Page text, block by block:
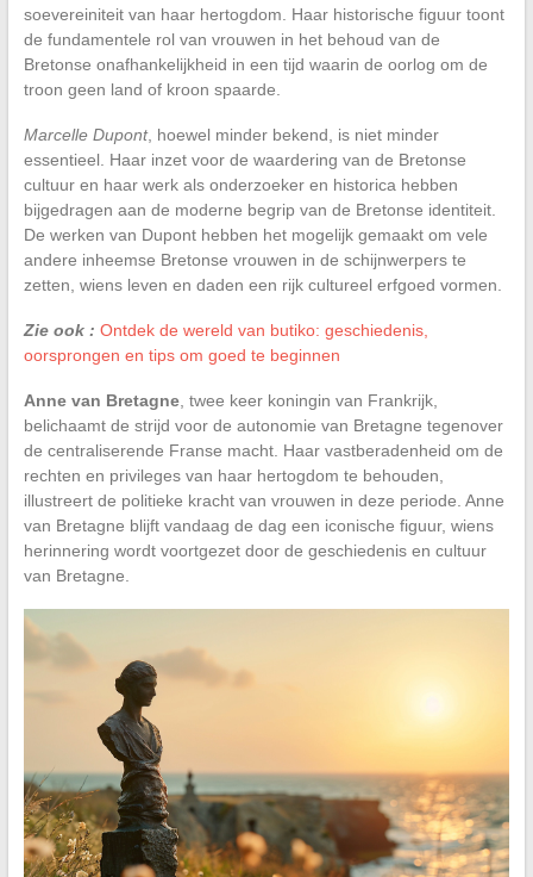
soevereiniteit van haar hertogdom. Haar historische figuur toont
de fundamentele rol van vrouwen in het behoud van de
Bretonse onafhankelijkheid in een tijd waarin de oorlog om de
troon geen land of kroon spaarde.
Marcelle Dupont, hoewel minder bekend, is niet minder
essentieel. Haar inzet voor de waardering van de Bretonse
cultuur en haar werk als onderzoeker en historica hebben
bijgedragen aan de moderne begrip van de Bretonse identiteit.
De werken van Dupont hebben het mogelijk gemaakt om vele
andere inheemse Bretonse vrouwen in de schijnwerpers te
zetten, wiens leven en daden een rijk cultureel erfgoed vormen.
Zie ook : Ontdek de wereld van butiko: geschiedenis,
oorsprongen en tips om goed te beginnen
Anne van Bretagne, twee keer koningin van Frankrijk,
belichaamt de strijd voor de autonomie van Bretagne tegenover
de centraliserende Franse macht. Haar vastberadenheid om de
rechten en privileges van haar hertogdom te behouden,
illustreert de politieke kracht van vrouwen in deze periode. Anne
van Bretagne blijft vandaag de dag een iconische figuur, wiens
herinnering wordt voortgezet door de geschiedenis en cultuur
van Bretagne.